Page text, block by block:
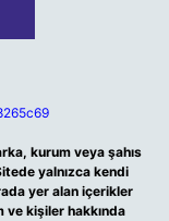
kurum veya şahıs
yalnızca kendi
yer alan içerikler
kişiler hakkında